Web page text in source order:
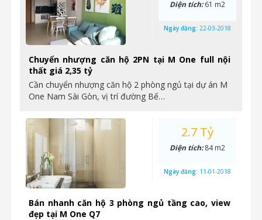
Chuyển nhượng căn hộ 2PN tại M One full nội
thất giá 2,35 tỷ
Cần chuyển nhượng căn hộ 2 phòng ngủ tại dự án M
One Nam Sài Gòn, vị trí đường Bế…
Diện tích:61 m2
Ngày đăng: 22-03-2018
Bán nhanh căn hộ 3 phòng ngủ tầng cao, view
đẹp tại M One Q7
2.7 Tỷ
Diện tích:84 m2
Ngày đăng: 11-01-2018